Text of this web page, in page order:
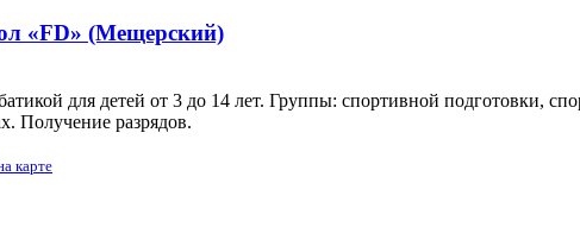
«FD» (Мещерский)
для детей от 3 до 14 лет. Группы: спортивной подготовки,
Получение разрядов.
карте